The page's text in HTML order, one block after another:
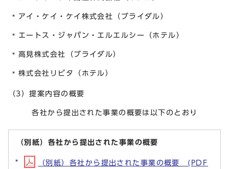
アイ・ケイ・ケイ株式会社（ブライダル）
エートス・ジャパン・エルエルシー（ホテル）
高見株式会社（ブライダル）
株式会社リビタ（ホテル）
（3）提案内容の概要
各社から提出された事業の概要は以下のとおり
（別紙）各社から提出された事業の概要
（別紙）各社から提出された事業の概要 (PDF